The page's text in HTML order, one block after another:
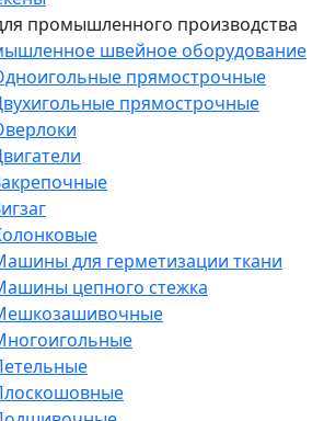
промышленного производства
швейное оборудование
прямострочные
прямострочные
для герметизации ткани
цепного стежка